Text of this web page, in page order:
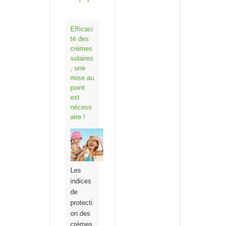
Efficaci
té des
crèmes
solaires
, une
mise au
point
est
nécess
aire !
Les
indices
de
protecti
on des
crèmes